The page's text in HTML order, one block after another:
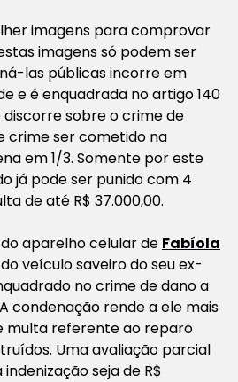
imagens para comprovar
imagens só podem ser
las públicas incorre em
e é enquadrada no artigo 140
discorre sobre o crime de
crime ser cometido na
em 1/3. Somente por este
já pode ser punido com 4
de até R$ 37.000,00.
aparelho celular de Fabíola
veículo saveiro do seu ex-
no crime de dano a
condenação rende a ele mais
multa referente ao reparo
Uma avaliação parcial
seja de R$